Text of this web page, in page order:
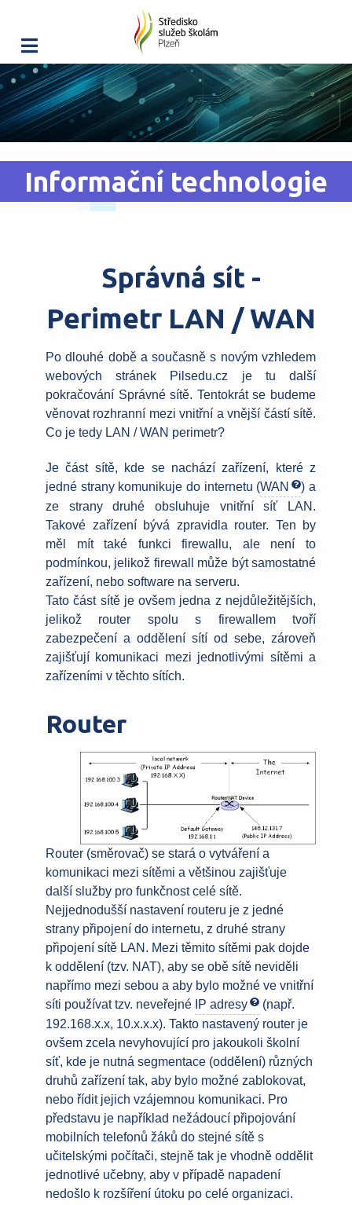
Informační technologie
Správná sít -
Perimetr LAN / WAN
Po dlouhé době a současně s novým vzhledem
webových stránek Pilsedu.cz je tu další
pokračování Správné sítě. Tentokrát se budeme
věnovat rozhranní mezi vnitřní a vnější částí sítě.
Co je tedy LAN / WAN perimetr?
Je část sítě, kde se nachází zařízení, které z
jedné strany komunikuje do internetu (WAN
) a
ze strany druhé obsluhuje vnitřní síť LAN.
Takové zařízení bývá zpravidla router. Ten by
měl mít také funkci firewallu, ale není to
podmínkou, jelikož firewall může být samostatné
zařízení, nebo software na serveru.
Tato část sítě je ovšem jedna z nejdůležitějších,
jelikož router spolu s firewallem tvoří
zabezpečení a oddělení sítí od sebe, zároveň
zajišťují komunikaci mezi jednotlivými sítěmi a
zařízeními v těchto sítích.
Router
Router (směrovač) se stará o vytváření a
komunikaci mezi sítěmi a většinou zajišťuje
další služby pro funkčnost celé sítě.
Nejjednodušší nastavení routeru je z jedné
strany připojení do internetu, z druhé strany
připojení sítě LAN. Mezi těmito sítěmi pak dojde
k oddělení (tzv. NAT), aby se obě sítě neviděli
napřímo mezi sebou a aby bylo možné ve vnitřní
síti používat tzv. neveřejné IP adresy
(např.
192.168.x.x, 10.x.x.x). Takto nastavený router je
ovšem zcela nevyhovující pro jakoukoli školní
síť, kde je nutná segmentace (oddělení) různých
druhů zařízení tak, aby bylo možné zablokovat,
nebo řídit jejich vzájemnou komunikaci. Pro
představu je například nežádoucí připojování
mobilních telefonů žáků do stejné sítě s
učitelskými počítači, stejně tak je vhodně oddělit
jednotlivé učebny, aby v případě napadení
nedošlo k rozšíření útoku po celé organizaci.